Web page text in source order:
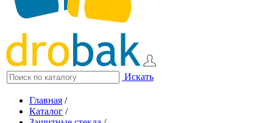
Искать
Главная /
Каталог /